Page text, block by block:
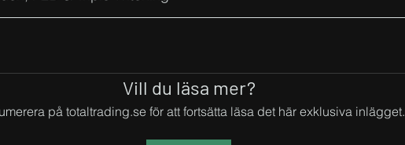
Vill du läsa mer?
på totaltrading.se för att fortsätta läsa det här exklusiva inlägget.